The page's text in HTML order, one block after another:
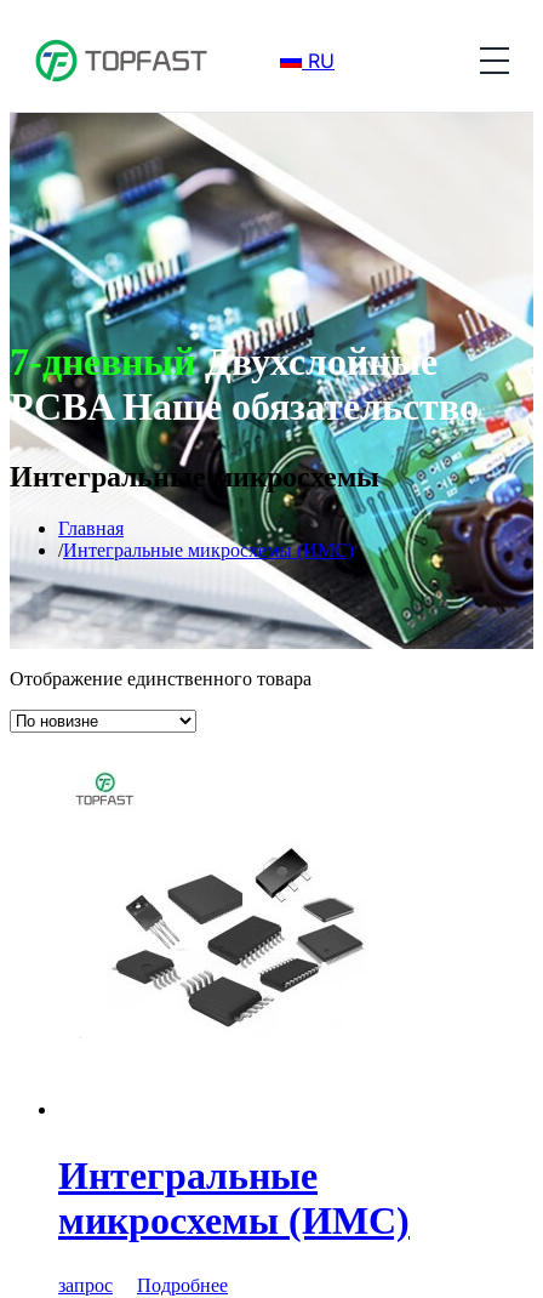
RU
7-дневныйДвухслойные
PCBA Наше обязательство
Интегральные микросхемы
Главная
Интегральные микросхемы (ИМС)
Отображение единственного товара
Интегральные
микросхемы (ИМС)
запрос
Подробнее